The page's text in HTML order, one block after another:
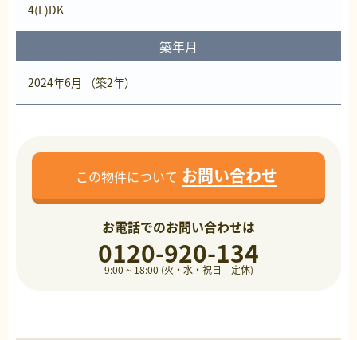
4(L)DK
築年月
2024年6月 （築2年）
この物件について お問い合わせ
お電話でのお問い合わせは
0120-920-134
9:00 ~ 18:00 (火・水・祝日 定休)